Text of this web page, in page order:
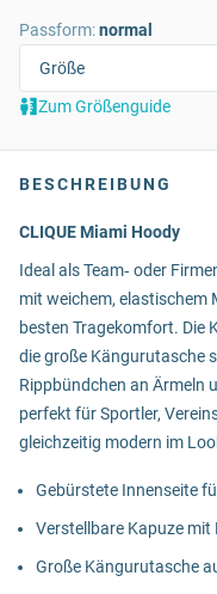
Passform:normal
Zum Größenguide
BESCHREIBUNG
CLIQUE Miami Hoody
Ideal als Team‑ oder
mit weichem, elastischem
besten Tragekomfort. Die
die große Kängurutasche
Rippbündchen an Ärmeln
perfekt für Sportler,
gleichzeitig modern im
Gebürstete Innenseite
Verstellbare Kapuze mit
Große Kängurutasche